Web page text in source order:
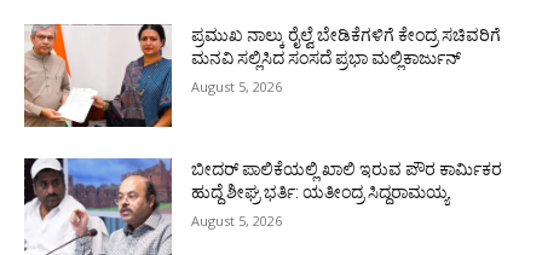
ಪ್ರಮುಖ ನಾಲ್ಕು ರೈಲ್ವೆ ಬೇಡಿಕೆಗಳಿಗೆ ಕೇಂದ್ರ ಸಚಿವರಿಗೆ
ಮನವಿ ಸಲ್ಲಿಸಿದ ಸಂಸದೆ ಪ್ರಭಾ ಮಲ್ಲಿಕಾರ್ಜುನ್
August 5, 2026
ಬೀದರ್ ಪಾಲಿಕೆಯಲ್ಲಿ ಖಾಲಿ ಇರುವ ಪೌರ ಕಾರ್ಮಿಕರ
ಹುದ್ದೆ ಶೀಘ್ರ ಭರ್ತಿ: ಯತೀಂದ್ರ ಸಿದ್ದರಾಮಯ್ಯ
August 5, 2026